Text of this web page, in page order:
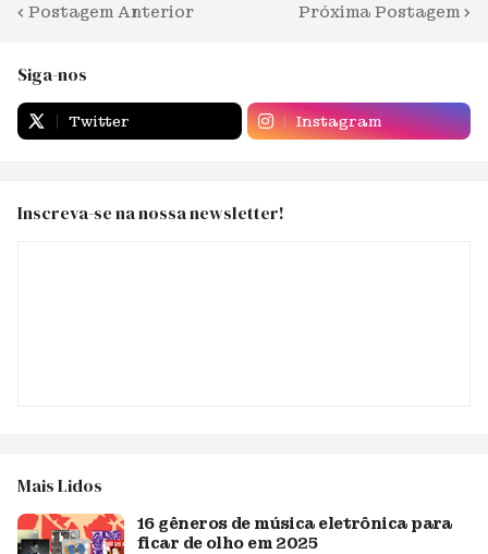
Postagem Anterior Próxima Postagem
Siga-nos
Twitter Instagram
Inscreva-se na nossa newsletter!
Mais Lidos
16 gêneros de música eletrônica para
ficar de olho em 2025